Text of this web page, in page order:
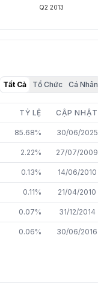
Q2 2013
Tất Cả Tổ Chức Cá Nhân
TỶ LỆ CẬP NHẬT
85.68% 30/06/2025
2.22% 27/07/2009
0.13% 14/06/2010
0.11% 21/04/2010
0.07% 31/12/2014
0.06% 30/06/2016